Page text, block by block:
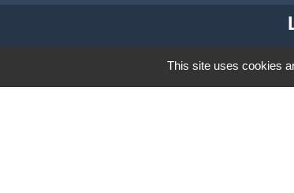
Département
This site uses cookies